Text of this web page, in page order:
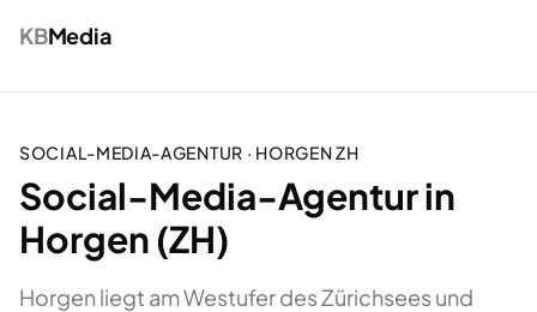
KBMedia
SOCIAL-MEDIA-AGENTUR · HORGENZH
Social-Media-Agentur in
Horgen (ZH)
Horgen liegt am Westufer des Zürichsees und